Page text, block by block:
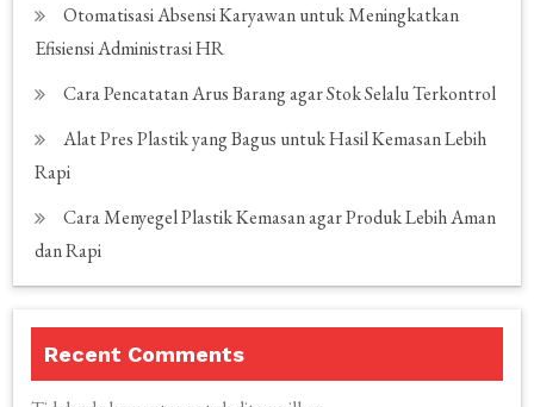
Otomatisasi Absensi Karyawan untuk Meningkatkan
Efisiensi Administrasi HR
Cara Pencatatan Arus Barang agar Stok Selalu Terkontrol
Alat Pres Plastik yang Bagus untuk Hasil Kemasan Lebih
Rapi
Cara Menyegel Plastik Kemasan agar Produk Lebih Aman
dan Rapi
Recent Comments